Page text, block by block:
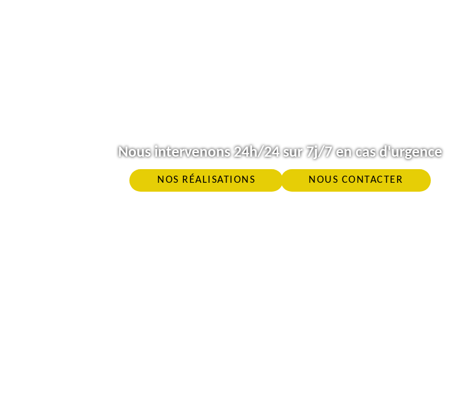
Nous intervenons 24h/24 sur 7j/7 en cas d'urgence
NOS RÉALISATIONS NOUS CONTACTER